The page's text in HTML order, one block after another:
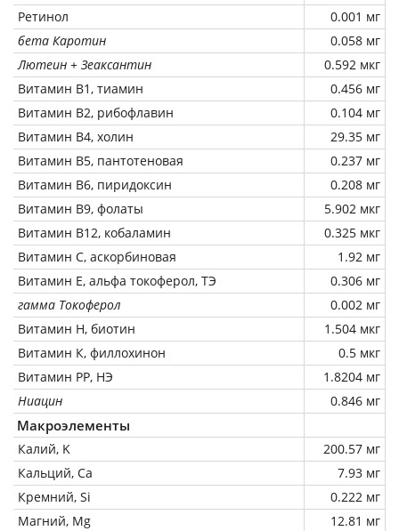
Ретинол
0.001 мг
бета Каротин
0.058 мг
Лютеин + Зеаксантин
0.592 мкг
Витамин В1, тиамин
0.456 мг
Витамин В2, рибофлавин
0.104 мг
Витамин В4, холин
29.35 мг
Витамин В5, пантотеновая
0.237 мг
Витамин В6, пиридоксин
0.208 мг
Витамин В9, фолаты
5.902 мкг
Витамин В12, кобаламин
0.325 мкг
Витамин C, аскорбиновая
1.92 мг
Витамин Е, альфа токоферол, ТЭ
0.306 мг
гамма Токоферол
0.002 мг
Витамин Н, биотин
1.504 мкг
Витамин К, филлохинон
0.5 мкг
Витамин РР, НЭ
1.8204 мг
Ниацин
0.846 мг
Макроэлементы
Калий, K
200.57 мг
Кальций, Ca
7.93 мг
Кремний, Si
0.222 мг
Магний, Mg
12.81 мг